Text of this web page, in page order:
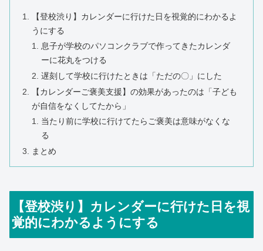
【登校渋り】カレンダーに行けた日を視覚的にわかるよ
うにする
息子が学校のパソコンクラブで作ってきたカレンダ
ーに花丸をつける
遅刻して学校に行けたときは「ただの〇」にした
【カレンダーご褒美支援】の効果があったのは「子ども
が自信をなくしてたから」
当たり前に学校に行けてたらご褒美は意味がなくな
る
まとめ
【登校渋り】カレンダーに行けた日を視
覚的にわかるようにする